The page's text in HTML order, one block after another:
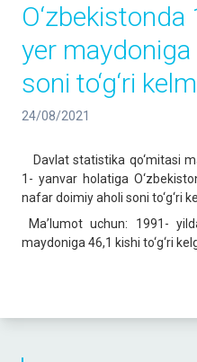
O‘zbekistonda
yer
soni to‘g‘ri
24/08/2021
Davlat statistika qo‘mitasi
1- yanvar holatiga
nafar doimiy aholi soni to‘g‘ri
Ma’lumot uchun: 1991-
maydoniga 46,1 kishi